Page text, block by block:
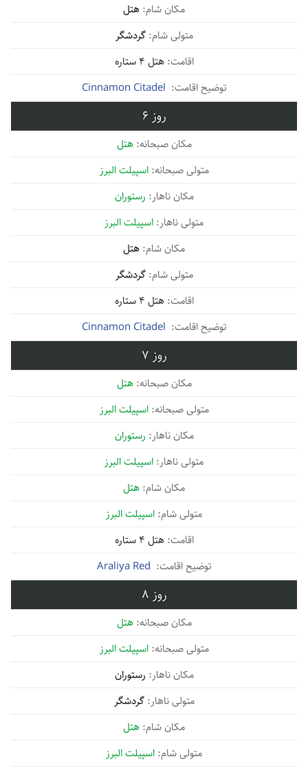
هتل
گردشگر
هتل 4 ستاره
Cinnamon Citadel
6
هتل
اسپیلت البرز
رستوران
اسپیلت البرز
هتل
گردشگر
هتل 4 ستاره
Cinnamon Citadel
7
هتل
اسپیلت البرز
رستوران
اسپیلت البرز
هتل
اسپیلت البرز
هتل 4 ستاره
Araliya Red
8
هتل
اسپیلت البرز
رستوران
گردشگر
هتل
اسپیلت البرز